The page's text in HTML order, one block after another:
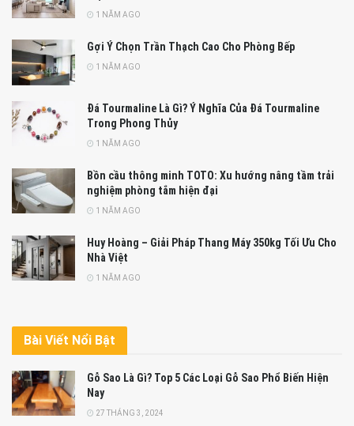
1 NĂM AGO
Gợi Ý Chọn Trần Thạch Cao Cho Phòng Bếp
1 NĂM AGO
Đá Tourmaline Là Gì? Ý Nghĩa Của Đá Tourmaline
Trong Phong Thủy
1 NĂM AGO
Bồn cầu thông minh TOTO: Xu hướng nâng tầm trải
nghiệm phòng tắm hiện đại
1 NĂM AGO
Huy Hoàng – Giải Pháp Thang Máy 350kg Tối Ưu Cho
Nhà Việt
1 NĂM AGO
Bài Viết Nổi Bật
Gỗ Sao Là Gì? Top 5 Các Loại Gỗ Sao Phổ Biến Hiện
Nay
27 THÁNG 3, 2024